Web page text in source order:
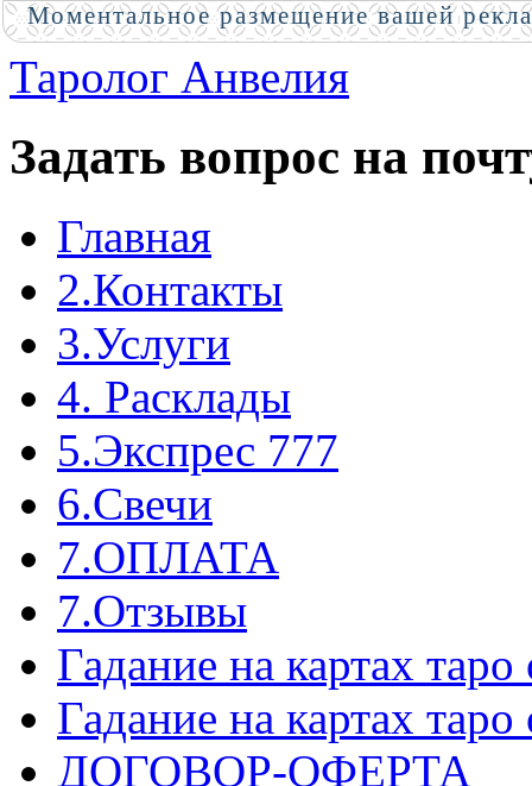
Таролог Анвелия
Задать вопрос на
Главная
2.Контакты
3.Услуги
4. Расклады
5.Экспрес 777
6.Свечи
7.ОПЛАТА
7.Отзывы
Гадание на картах
Гадание на картах
ДОГОВОР-ОФЕРТА
Моментальное размещение вашей